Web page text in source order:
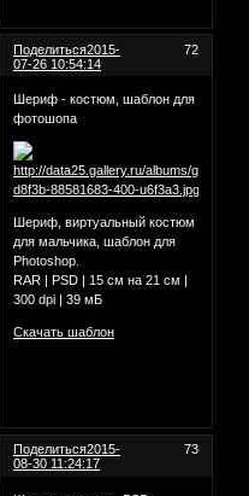
Поделиться 72
2015-
07-26 10:54:14
Шериф - костюм, шаблон для
фотошопа
Шериф, виртуальный костюм
для мальчика, шаблон для
Photoshop.
RAR | PSD | 15 см на 21 см |
300 dpi | 39 мБ
Скачать шаблон
Поделиться 73
2015-
08-30 11:24:17